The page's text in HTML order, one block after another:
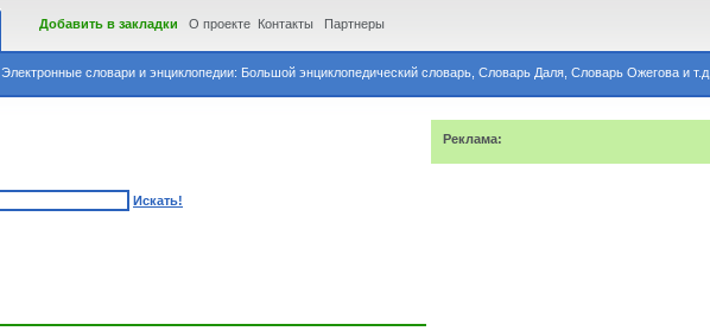
Электронные словари и энциклопедии: Большой энциклопедический словарь, Словарь Даля, Словарь Ожегова и т.д.
Добавить в закладки О проекте Контакты Партнеры
Искать!
Реклама: